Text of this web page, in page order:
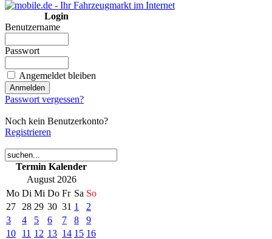
Login
Benutzername
Passwort
Angemeldet bleiben
Passwort vergessen?
Noch kein Benutzerkonto?
Registrieren
Termin Kalender
August 2026
Mo Di Mi Do Fr Sa So
27
28 29 30 31 1
2
3
4 5 6 7 8
9
10
11 12 13 14 15 16